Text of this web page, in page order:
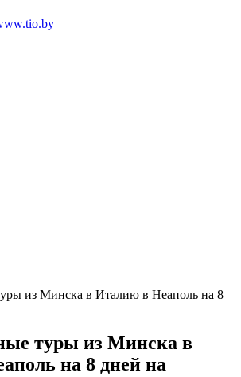
туры из Минска в
на 8 дней на